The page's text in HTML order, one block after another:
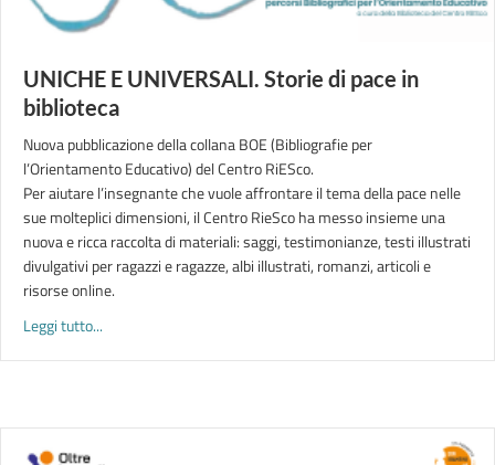
UNICHE E UNIVERSALI. Storie di pace in
biblioteca
Nuova pubblicazione della collana BOE (Bibliografie per
l’Orientamento Educativo) del Centro RiESco.
Per aiutare l’insegnante che vuole affrontare il tema della pace nelle
sue molteplici dimensioni, il Centro RieSco ha messo insieme una
nuova e ricca raccolta di materiali: saggi, testimonianze, testi illustrati
divulgativi per ragazzi e ragazze, albi illustrati, romanzi, articoli e
risorse online.
Leggi tutto...